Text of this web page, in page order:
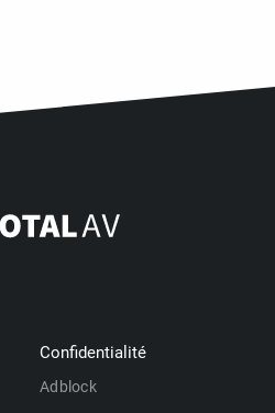
Confidentialité
Adblock